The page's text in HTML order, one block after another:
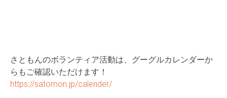
さともんのボランティア活動は、グーグルカレンダーか
らもご確認いただけます！
https://satomon.jp/calender/